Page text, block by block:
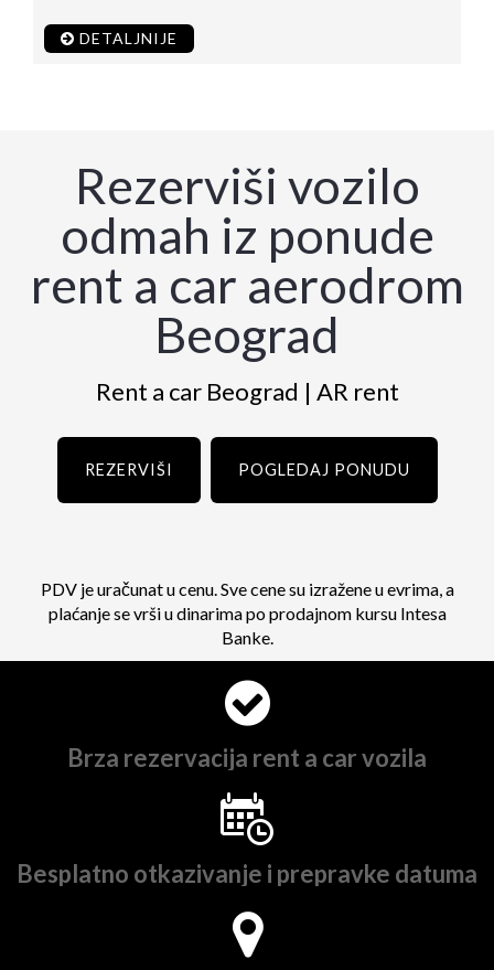
DETALJNIJE
Rezerviši vozilo
odmah iz ponude
rent a car aerodrom
Beograd
Rent a car Beograd | AR rent
REZERVIŠI POGLEDAJ PONUDU
PDV je uračunat u cenu. Sve cene su izražene u evrima, a
plaćanje se vrši u dinarima po prodajnom kursu Intesa
Banke.
Brza rezervacija rent a car vozila
Besplatno otkazivanje i prepravke datuma